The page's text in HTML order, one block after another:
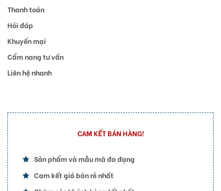
Thanh toán
Hỏi đáp
Khuyến mại
Cẩm nang tư vấn
Liên hệ nhanh
CAM KẾT BÁN HÀNG!
Sản phẩm và mẫu mã đa đạng
Cam kết giá bán rẻ nhất